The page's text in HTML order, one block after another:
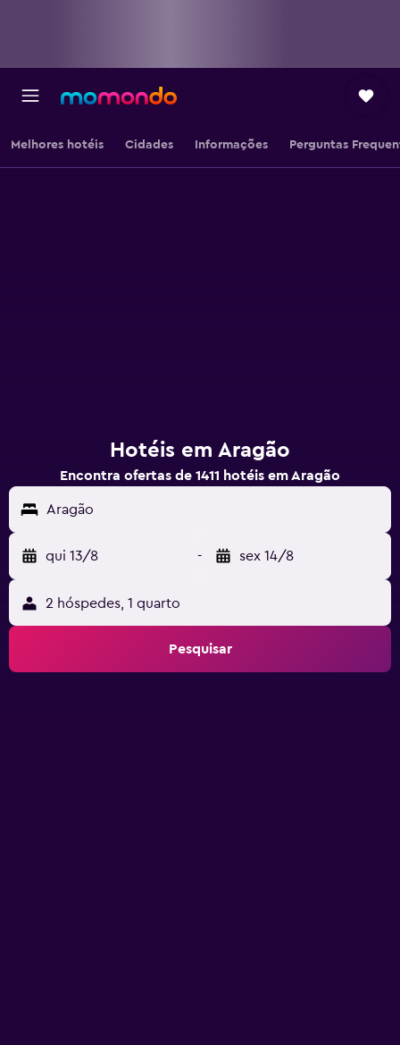
Melhores hotéis Cidades Informações Perguntas
Hotéis em Aragão
Encontra ofertas de 1411 hotéis em Aragão
Aragão
qui 13/8 - sex 14/8
2 hóspedes, 1 quarto
Pesquisar